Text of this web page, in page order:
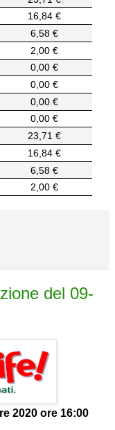
16,84 €
6,58 €
2,00 €
0,00 €
0,00 €
0,00 €
0,00 €
23,71 €
16,84 €
6,58 €
2,00 €
del 09-
2020 ore 16:00